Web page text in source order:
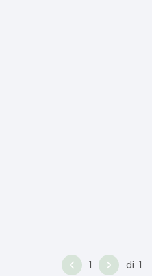
1 di 1